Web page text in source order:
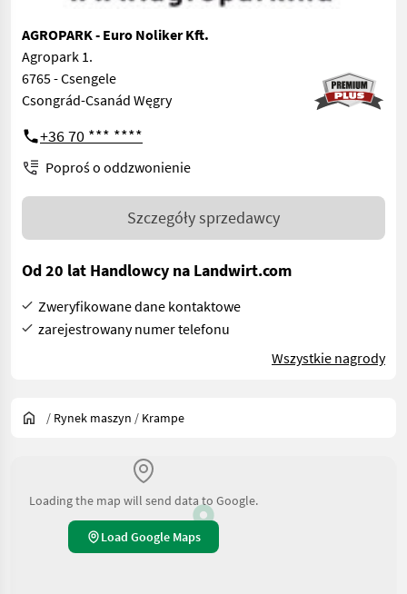
AGROPARK - Euro Noliker Kft.
Agropark 1.
6765 - Csengele
Csongrád-Csanád Węgry
+36 70 *** ****
Poproś o oddzwonienie
Szczegóły sprzedawcy
Od 20 lat Handlowcy na Landwirt.com
Zweryfikowane dane kontaktowe
zarejestrowany numer telefonu
Wszystkie nagrody
/ Rynek maszyn / Krampe
Loading the map will send data to Google.
Load Google Maps